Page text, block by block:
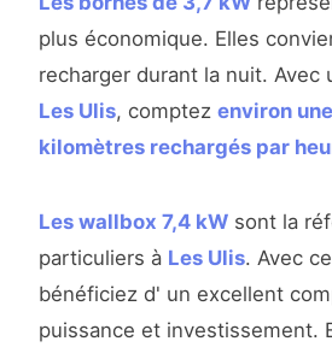
plus économique. Elles
recharger durant la nuit. Avec
Les Ulis, comptez environ
kilomètres rechargés par
Les wallbox 7,4 kW sont la
particuliers à Les Ulis. Avec
bénéficiez d' un excellent
puissance et investissement.